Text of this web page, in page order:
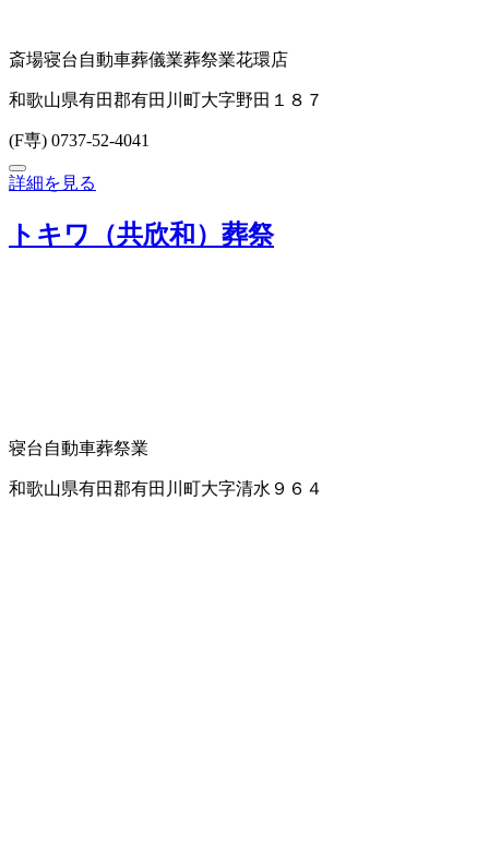
斎場寝台自動車葬儀業葬祭業花環店
和歌山県有田郡有田川町大字野田１８７
(F専) 0737-52-4041
詳細を見る
トキワ（共欣和）葬祭
寝台自動車葬祭業
和歌山県有田郡有田川町大字清水９６４